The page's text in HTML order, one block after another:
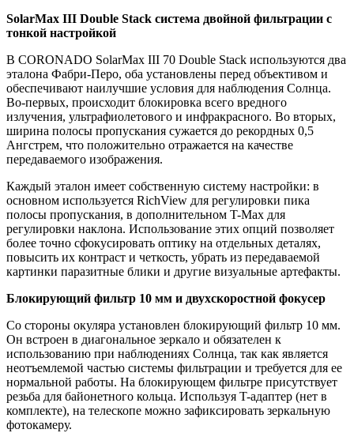
SolarMax III Double Stack система двойной фильтрации с
тонкой настройкой
В CORONADO SolarMax III 70 Double Stack используются два
эталона Фабри-Перо, оба установлены перед объективом и
обеспечивают наилучшие условия для наблюдения Солнца.
Во-первых, происходит блокировка всего вредного
излучения, ультрафиолетового и инфракрасного. Во вторых,
ширина полосы пропускания сужается до рекордных 0,5
Ангстрем, что положительно отражается на качестве
передаваемого изображения.
Каждый эталон имеет собственную систему настройки: в
основном используется RichView для регулировки пика
полосы пропускания, в дополнительном T-Max для
регулировки наклона. Использование этих опций позволяет
более точно сфокусировать оптику на отдельных деталях,
повысить их контраст и четкость, убрать из передаваемой
картинки паразитные блики и другие визуальные артефакты.
Блокирующий фильтр 10 мм и двухскоростной фокусер
Со стороны окуляра установлен блокирующий фильтр 10 мм.
Он встроен в диагональное зеркало и обязателен к
использованию при наблюдениях Солнца, так как является
неотъемлемой частью системы фильтрации и требуется для ее
нормальной работы. На блокирующем фильтре присутствует
резьба для байонетного кольца. Используя T-адаптер (нет в
комплекте), на телескопе можно зафиксировать зеркальную
фотокамеру.